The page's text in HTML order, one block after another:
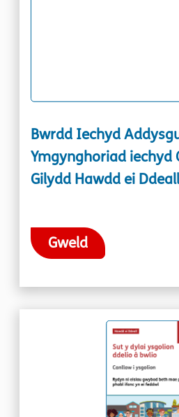
Bwrdd Iechyd
Ymgynghoriad iechyd
Gilydd Hawdd ei Ddeall
Gweld